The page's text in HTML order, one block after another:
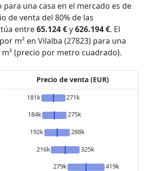
para una casa en el mercado es de
de venta del 80% de las
entre65.124 €y626.194 €. El
m² en Vilalba (27823) para una
(precio por metro cuadrado).
Precio de venta (EUR)
181k
271k
184k
275k
192k
288k
216k
325k
279k
419k